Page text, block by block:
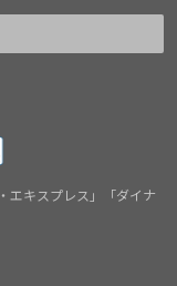
エキスプレス」「ダイナ